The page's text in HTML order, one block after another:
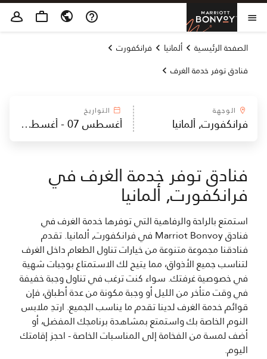
Skip to Content
فتح القائمة
Marriott Bonvoy
الصفحة الرئيسية ألمانيا
فرانكفورت
فنادق توفر خدمة الغرف
الوجهة التواريخ
فنادق توفر خدمة الغرف في
فرانكفورت, ألمانيا
استمتع بالراحة والرفاهية التي توفرها خدمة الغرف في
فنادق Marriot Bonvoy في فرانكفورت, ألمانيا. تقدم
فنادقنا مجموعة متنوعة من خيارات تناول الطعام داخل الغرف
لتناسب جميع الأذواق، مما يتيح لك الاستمتاع بوجبات شهية
في خصوصية غرفتك. سواء كنت ترغب في تناول وجبة خفيفة
في وقت متأخر من الليل أو وجبة مكونة من عدة أطباق، فإن
قوائم خدمة الغرف لدينا تقدم ما يناسب الجميع. ارتدِ ملابس
النوم الخاصة بك واستمتع بمشاهدة برنامجك المفضل، أو
أضف لمسة من الفخامة إلى المناسبات الخاصة - احجز إقامتك
اليوم.